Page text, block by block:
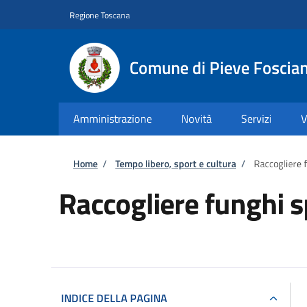
Regione Toscana
Comune di Pieve
Amministrazione Novità Servizi
Briciole di pane
Home / Tempo libero, sport e cultura / Raccogliere
Raccogliere funghi
INDICE DELLA PAGINA